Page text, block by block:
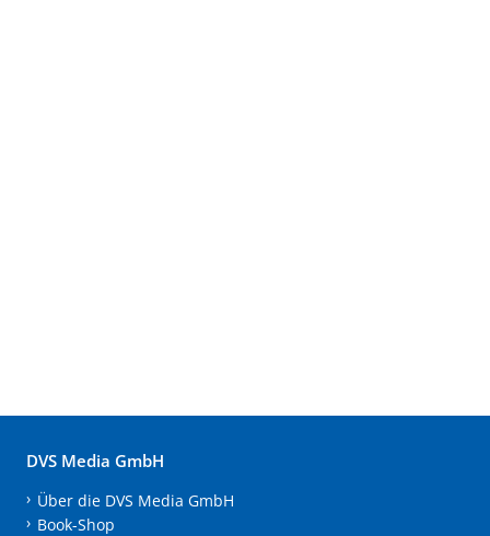
DVS Media GmbH
Über die DVS Media GmbH
Book-Shop